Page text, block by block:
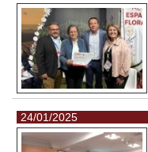
24/01/2025